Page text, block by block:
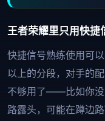
王者荣耀里只用快捷
快捷信号熟练使用可
以上的分段，对手的
不够用了——比如你没
路露头，可能在蹲边